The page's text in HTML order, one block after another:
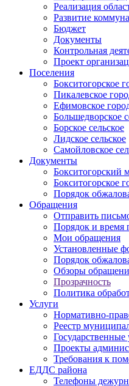
Реализация
Развитие
Бюджет
Документы
Контрольная
Проект
Поселения
Бокситогорское
Пикалевское
Ефимовское
Большедворское
Борское сельское
Лидское сельское
Самойловское
Документы
Бокситогорский
Бокситогорское
Порядок
Обращения
Отправить
Порядок и время
Мои обращения
Установленные
Порядок
Обзоры
Прозрачность
Политика
Услуги
Нормативно-
Реестр
Государственные
Проекты
Требования к
ЕДДС района
Телефоны